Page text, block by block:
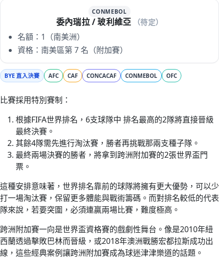
CONMEBOL
委內瑞拉 / 玻利維亞 （待定）
名額：1（南美洲）
資格：南美區第 7 名（附加賽）
BYE 直入決賽 AFC CAF CONCACAF CONMEBOL OFC
比賽採用特別賽制：
根據FIFA世界排名，6支球隊中 排名最高的2隊將直接晉級
最終決賽。
其餘4隊需先進行淘汰賽，勝者再挑戰那兩支種子隊。
最終兩場決賽的勝者，將拿到跨洲附加賽的2張世界盃門
票。
這種安排意味著，世界排名靠前的球隊將擁有更大優勢，可以少
打一場淘汰賽，保留更多體能與戰術籌碼。而對排名較低的代表
隊來說，若要突圍，必須連贏兩場比賽，難度極高。
跨洲附加賽一向是世界盃資格賽的戲劇性舞台。像是2010年紐
西蘭透過擊敗巴林而晉級，或2018年澳洲戰勝宏都拉斯成功出
線，這些經典案例讓跨洲附加賽成為球迷津津樂道的話題。